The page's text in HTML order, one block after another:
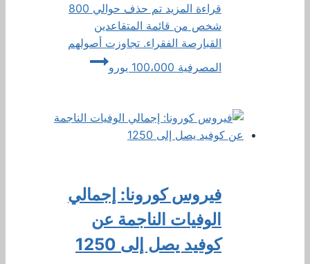
قراءة المزيد
تم حذف حوالي 800
شخص من قائمة المتقاعدين
القبارصة الفقراء. تجاوزت أصولهم
المصرفية 100،000 يورو
فيروس كورونا: إجمالي
الوفيات الناجمة عن
كوفيد يصل إلى 1250